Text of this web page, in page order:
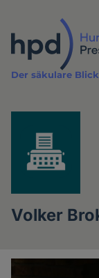
Inhalt
Der säkulare
Volker